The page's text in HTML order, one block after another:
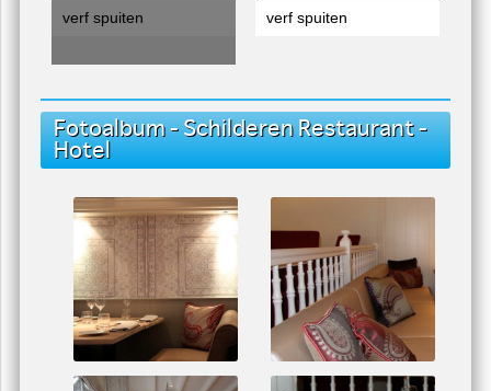
www.vanamsterdam.com Hotel La Promonade spuiten Bar.
verf spuiten
03:30 02:53
Fotoalbum - Schilderen Restaurant -
Hotel